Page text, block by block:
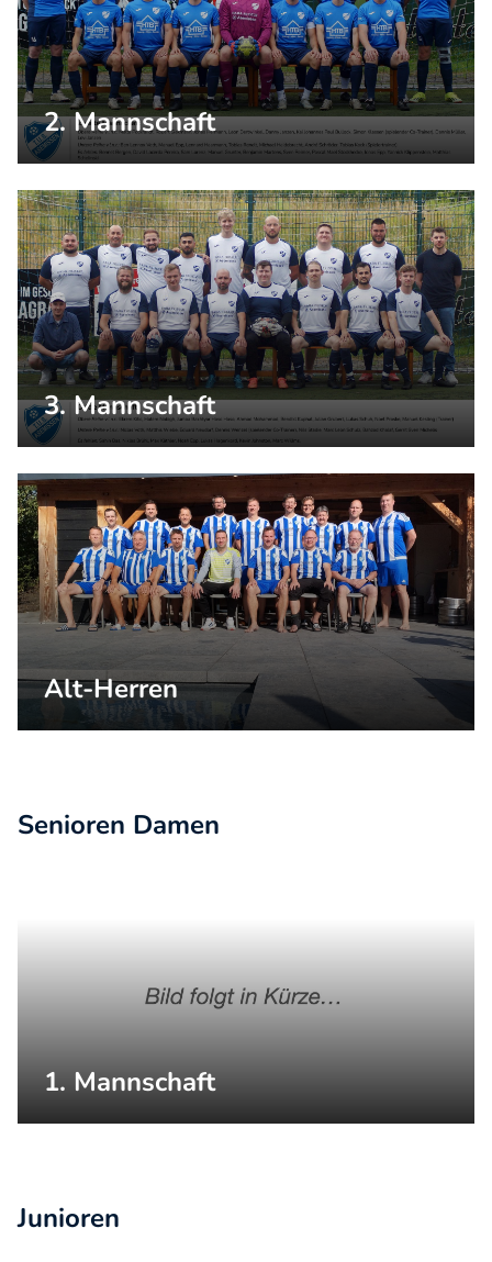
2. Mannschaft
3. Mannschaft
Alt-Herren
Senioren Damen
1. Mannschaft
Junioren